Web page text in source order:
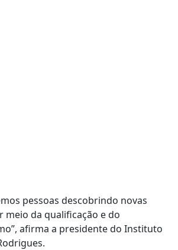
pessoas descobrindo novas
meio da qualificação e do
afirma a presidente do Instituto